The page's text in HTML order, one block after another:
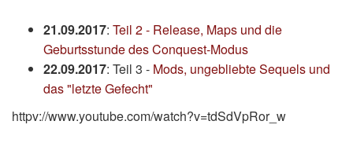
21.09.2017: Teil 2 - Release, Maps und die
Geburtsstunde des Conquest-Modus
22.09.2017: Teil 3 - Mods, ungebliebte Sequels und
das "letzte Gefecht"
httpv://www.youtube.com/watch?v=tdSdVpRor_w